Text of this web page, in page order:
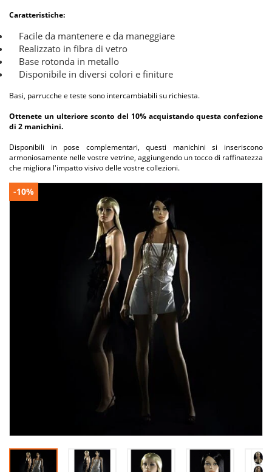
Caratteristiche:
Facile da mantenere e da maneggiare
Realizzato in fibra di vetro
Base rotonda in metallo
Disponibile in diversi colori e finiture
Basi, parrucche e teste sono intercambiabili su richiesta.
Ottenete un ulteriore sconto del 10% acquistando questa confezione
di 2 manichini.
Disponibili in pose complementari, questi manichini si inseriscono
armoniosamente nelle vostre vetrine, aggiungendo un tocco di raffinatezza
che migliora l'impatto visivo delle vostre collezioni.
-10%